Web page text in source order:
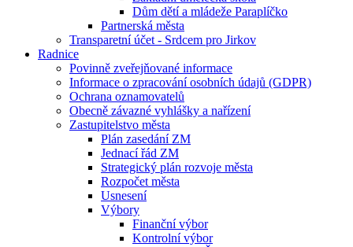
Dům dětí a mládeže Paraplíčko
Partnerská města
Transparetní účet - Srdcem pro Jirkov
Radnice
Povinně zveřejňované informace
Informace o zpracování osobních údajů (GDPR)
Ochrana oznamovatelů
Obecně závazné vyhlášky a nařízení
Zastupitelstvo města
Plán zasedání ZM
Jednací řád ZM
Strategický plán rozvoje města
Rozpočet města
Usnesení
Výbory
Finanční výbor
Kontrolní výbor